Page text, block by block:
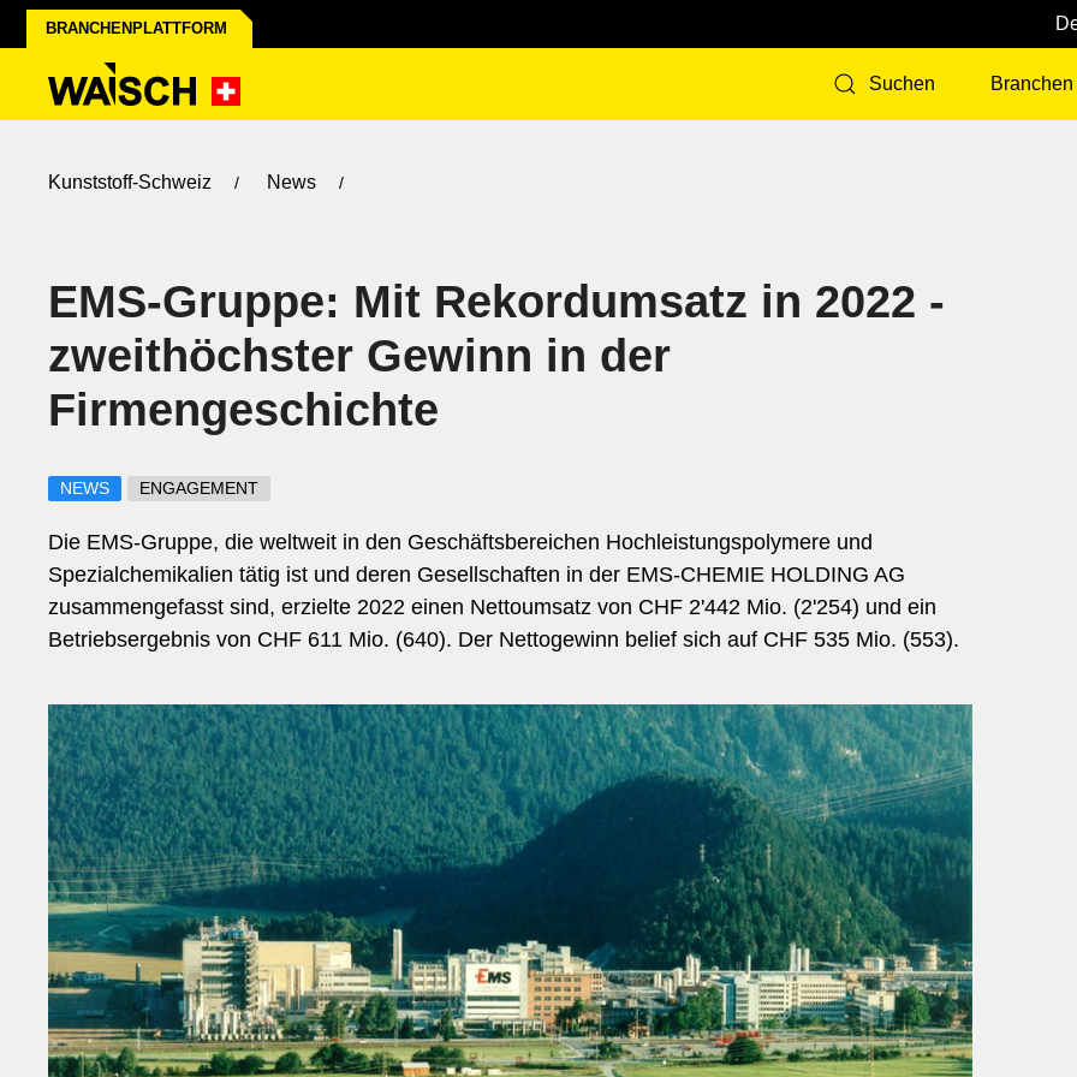
BRANCHENPLATTFORM
Suchen Branchen
W
e
i
t
e
r
e
B
r
a
n
c
h
e
n
Bildung & Coaching
Chemie & Pharma
Facility Management
Ferien & Reisen
Finanzen & VersicherungenFreizeit & Unterhaltung
Gastronomie
Hotellerie
Immobilien
Landwirtschaft
Marketing
Kunststoff-Schweiz News
EMS-Gruppe: Mit Rekordumsatz in 2022 -
zweithöchster Gewinn in der
Firmengeschichte
NEWS ENGAGEMENT
Die EMS-Gruppe, die weltweit in den Geschäftsbereichen Hochleistungspolymere und
Spezialchemikalien tätig ist und deren Gesellschaften in der EMS-CHEMIE HOLDING AG
zusammengefasst sind, erzielte 2022 einen Nettoumsatz von CHF 2'442 Mio. (2'254) und ein
Betriebsergebnis von CHF 611 Mio. (640). Der Nettogewinn belief sich auf CHF 535 Mio. (553).